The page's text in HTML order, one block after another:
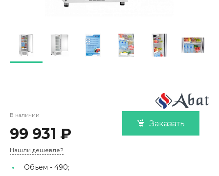
В наличии
99 931 ₽
Заказать
Нашли дешевле?
Объем - 490;